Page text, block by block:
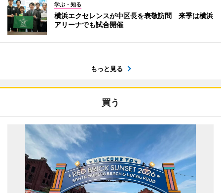
学ぶ・知る
横浜エクセレンスが中区長を表敬訪問 来季は横浜
アリーナでも試合開催
もっと見る
買う